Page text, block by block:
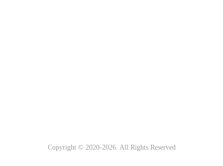
Copyright © 2020-2026. All Rights Reserved